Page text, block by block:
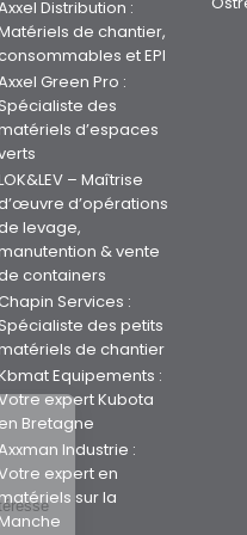
Distribution :
de chantier,
et EPI
Green Pro :
Spécialiste des
d’espaces
– Maîtrise
d’opérations
levage,
& vente
containers
Services :
Spécialiste des petits
de chantier
Equipements :
expert Kubota
en Bretagne
Industrie :
expert en
matériels sur la
Manche
de ce site vous intéresse
bien vous